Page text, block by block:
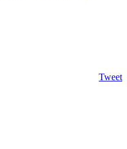
Tweet